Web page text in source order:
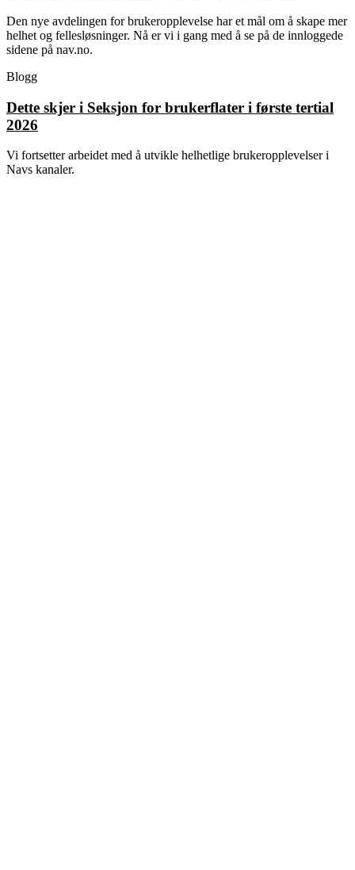
Den nye avdelingen for brukeropplevelse har et mål om å skape mer
helhet og fellesløsninger. Nå er vi i gang med å se på de innloggede
sidene på nav.no.
Blogg
Dette skjer i Seksjon for brukerflater i første tertial
2026
Vi fortsetter arbeidet med å utvikle helhetlige brukeropplevelser i
Navs kanaler.